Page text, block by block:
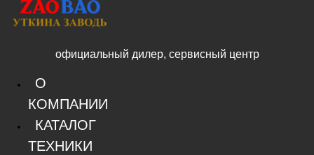
Перейти
официальный дилер, сервисный центр
О
КОМПАНИИ
КАТАЛОГ
ТЕХНИКИ